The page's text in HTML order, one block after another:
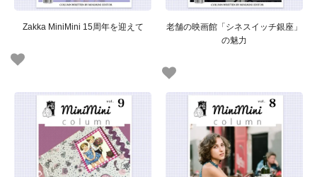
Zakka MiniMini 15周年を迎えて
老舗の映画館「シネスイッチ銀座」
の魅力